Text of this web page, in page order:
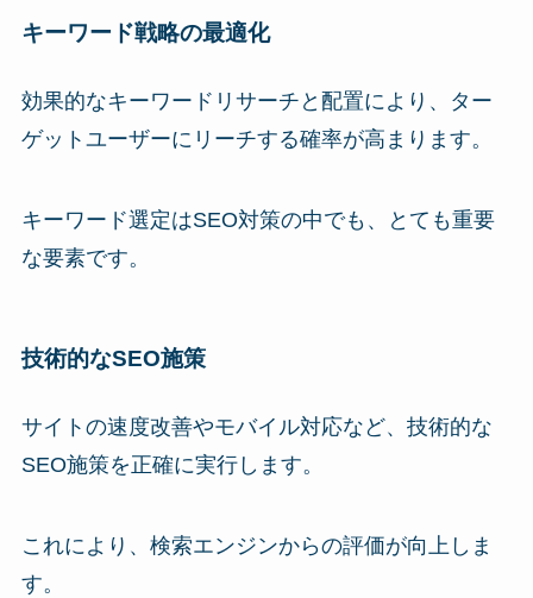
キーワード戦略の最適化
効果的なキーワードリサーチと配置により、ター
ゲットユーザーにリーチする確率が高まります。
キーワード選定はSEO対策の中でも、とても重要
な要素です。
技術的なSEO施策
サイトの速度改善やモバイル対応など、技術的な
SEO施策を正確に実行します。
これにより、検索エンジンからの評価が向上しま
す。